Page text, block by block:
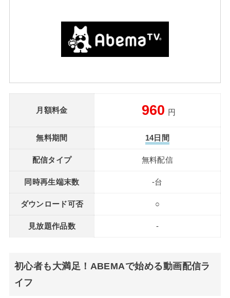
月額料金 960 円
無料期間 14日間
配信タイプ 無料配信
同時再生端末数 -台
ダウンロード可否 ○
見放題作品数 -
初心者も大満足！ABEMAで始める動画配信ラ
イフ